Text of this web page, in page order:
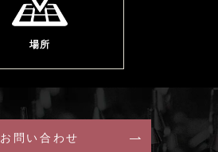
場所
お問い合わせ